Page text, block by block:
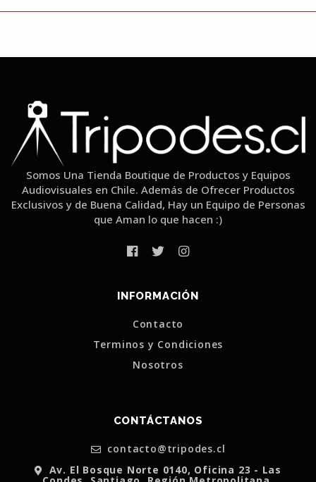
Somos Una Tienda Boutique de Productos y Equipos
Audiovisuales en Chile. Además de Ofrecer Productos
Exclusivos y de Buena Calidad, Hay un Equipo de Personas
que Aman lo que hacen :)
INFORMACIÓN
Contacto
Terminos y Condiciones
Nosotros
CONTÁCTANOS
contacto@tripodes.cl
Av. El Bosque Norte 0140, Oficina 23 - Las